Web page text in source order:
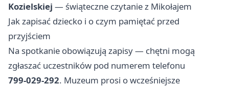
Kozielskiej — świąteczne czytanie z Mikołajem
Jak zapisać dziecko i o czym pamiętać przed
przyjściem
Na spotkanie obowiązują zapisy — chętni mogą
zgłaszać uczestników pod numerem telefonu
799‑029‑292. Muzeum prosi o wcześniejsze